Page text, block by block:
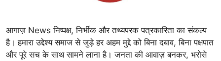
आगाज़ News निष्पक्ष, निर्भीक और तथ्यपरक पत्रकारिता का संकल्प
है। हमारा उद्देश्य समाज से जुड़े हर अहम मुद्दे को बिना दबाव, बिना पक्षपात
और पूरे सच के साथ सामने लाना है। जनता की आवाज़ बनकर, भरोसे